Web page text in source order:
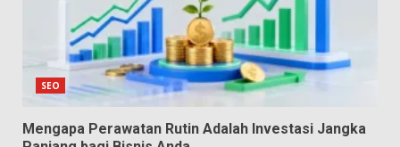
SEO
Mengapa Perawatan Rutin Adalah Investasi Jangka